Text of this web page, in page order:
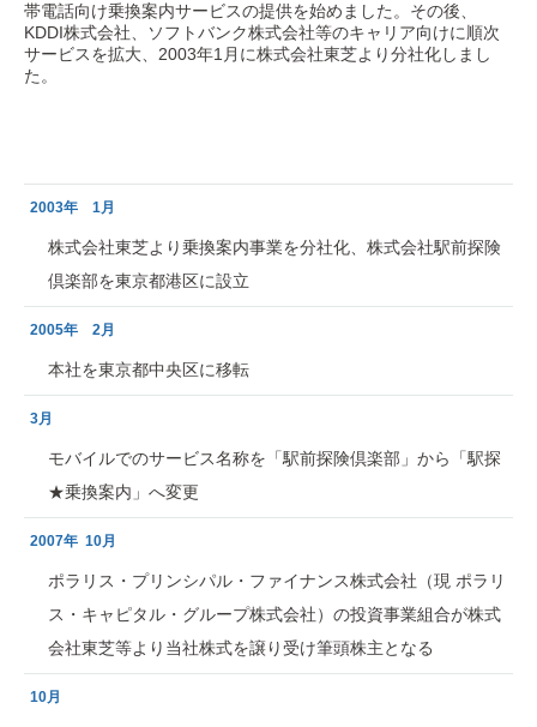
帯電話向け乗換案内サービスの提供を始めました。その後、
KDDI株式会社、ソフトバンク株式会社等のキャリア向けに順次
サービスを拡大、2003年1月に株式会社東芝より分社化しまし
た。
2003年 1月
株式会社東芝より乗換案内事業を分社化、株式会社駅前探険
倶楽部を東京都港区に設立
2005年 2月
本社を東京都中央区に移転
3月
モバイルでのサービス名称を「駅前探険倶楽部」から「駅探
★乗換案内」へ変更
2007年 10月
ポラリス・プリンシパル・ファイナンス株式会社（現 ポラリ
ス・キャピタル・グループ株式会社）の投資事業組合が株式
会社東芝等より当社株式を譲り受け筆頭株主となる
10月